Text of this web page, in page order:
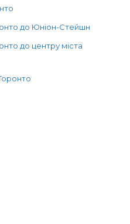
до Юніон-Стейшн
до центру міста